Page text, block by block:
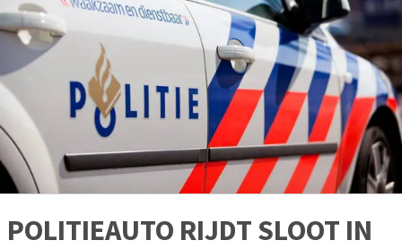
POLITIEAUTO RIJDT SLOOT IN